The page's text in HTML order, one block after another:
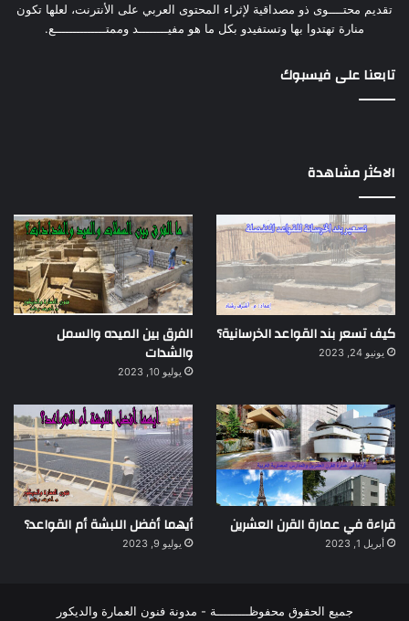
تقديم محتــــوى ذو مصداقية لإثراء المحتوى العربي على الأنترنت، لعلها تكون
منارة تهتدوا بها وتستفيدو بكل ما هو مفيــــــــد وممتــــــــــــــع.
تابعنا على فيسبوك
الاكثر مشاهدة
كيف تسعر بند القواعد الخرسانية؟
يونيو 24, 2023
الفرق بين الميده والسمل
والشدات
يوليو 10, 2023
قراءة في عمارة القرن العشرين
أبريل 1, 2023
أيهما أفضل اللبشة أم القواعد؟
يوليو 9, 2023
جميع الحقوق محفوظـــــــــة - مدونة فنون العمارة والديكور